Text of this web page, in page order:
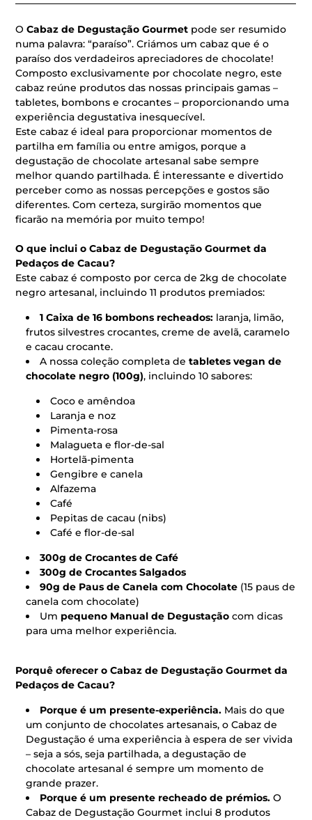
OCabaz de Degustação Gourmet pode ser resumido
numa palavra: “paraíso”. Criámos um cabaz que é o
paraíso dos verdadeiros apreciadores de chocolate!
Composto exclusivamente por chocolate negro, este
cabaz reúne produtos das nossas principais gamas –
tabletes, bombons e crocantes – proporcionando uma
experiência degustativa inesquecível.
Este cabaz é ideal para proporcionar momentos de
partilha em família ou entre amigos, porque a
degustação de chocolate artesanal sabe sempre
melhor quando partilhada. É interessante e divertido
perceber como as nossas percepções e gostos são
diferentes. Com certeza, surgirão momentos que
ficarão na memória por muito tempo!
O que inclui o Cabaz de Degustação Gourmet da
Pedaços de Cacau?
Este cabaz é composto por cerca de 2kg de chocolate
negro artesanal, incluindo 11 produtos premiados:
1 Caixa de 16 bombons recheados: laranja, limão,
frutos silvestres crocantes, creme de avelã, caramelo
e cacau crocante.
A nossa coleção completa detabletes vegan de
chocolate negro (100g), incluindo 10 sabores:
Coco e amêndoa
Laranja e noz
Pimenta-rosa
Malagueta e flor-de-sal
Hortelã-pimenta
Gengibre e canela
Alfazema
Café
Pepitas de cacau (nibs)
Café e flor-de-sal
300g de Crocantes de Café
300g de Crocantes Salgados
90g de Paus de Canela com Chocolate (15 paus de
canela com chocolate)
Um pequeno Manual de Degustação com dicas
para uma melhor experiência.
Porquê oferecer o Cabaz de Degustação Gourmet da
Pedaços de Cacau?
Porque é um presente-experiência. Mais do que
um conjunto de chocolates artesanais, o Cabaz de
Degustação é uma experiência à espera de ser vivida
– seja a sós, seja partilhada, a degustação de
chocolate artesanal é sempre um momento de
grande prazer.
Porque é um presente recheado de prémios. O
Cabaz de Degustação Gourmet inclui 8 produtos